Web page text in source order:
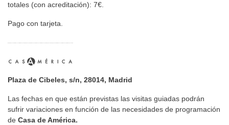
totales (con acreditación): 7€.
Pago con tarjeta.
Plaza de Cibeles, s/n, 28014, Madrid
Las fechas en que están previstas las visitas guiadas podrán
sufrir variaciones en función de las necesidades de programación
de Casa de América.